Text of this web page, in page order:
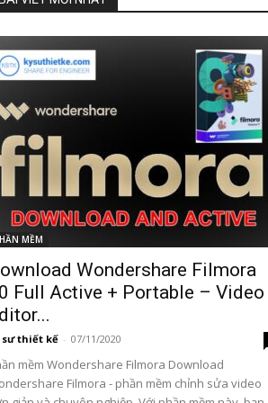
MỀM
Wondershare Filmora
Full Active + Portable – Video
sư thiết kế - 07/11/2020
mềm Wondershare Filmora Download
Filmora - phần mềm chỉnh sửa video